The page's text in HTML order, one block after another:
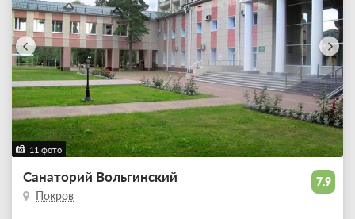
11 фото
7.9
Санаторий Вольгинский
Покров